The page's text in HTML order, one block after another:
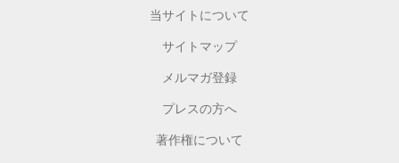
当サイトについて
サイトマップ
メルマガ登録
プレスの方へ
著作権について